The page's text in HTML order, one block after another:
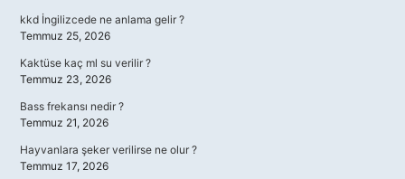
kkd İngilizcede ne anlama gelir ?
Temmuz 25, 2026
Kaktüse kaç ml su verilir ?
Temmuz 23, 2026
Bass frekansı nedir ?
Temmuz 21, 2026
Hayvanlara şeker verilirse ne olur ?
Temmuz 17, 2026